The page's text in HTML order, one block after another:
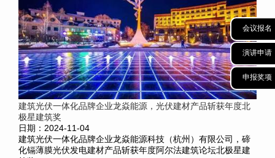
会议报名
演讲申请
申报奖项
建筑光伏一体化品牌企业龙焱能源，光伏建材产品斩获年度北
极星建筑奖
日期：2024-11-04
建筑光伏一体化品牌企业龙焱能源科技（杭州）有限公司，碲
化镉薄膜光伏发电建材产品斩获年度阿尔法建筑论坛北极星建